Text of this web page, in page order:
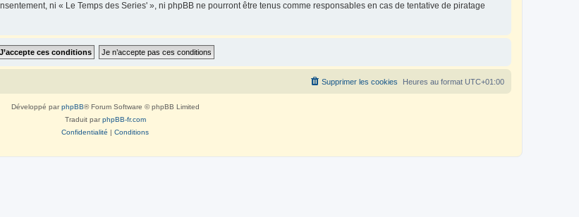
ni « Le Temps des Series' », ni phpBB ne pourront être tenus comme responsables en cas de tentative de piratage
Heures au format UTC+01:00
Supprimer les cookies
Développé parphpBB® Forum Software © phpBB Limited
Traduit parphpBB-fr.com
Confidentialité | Conditions